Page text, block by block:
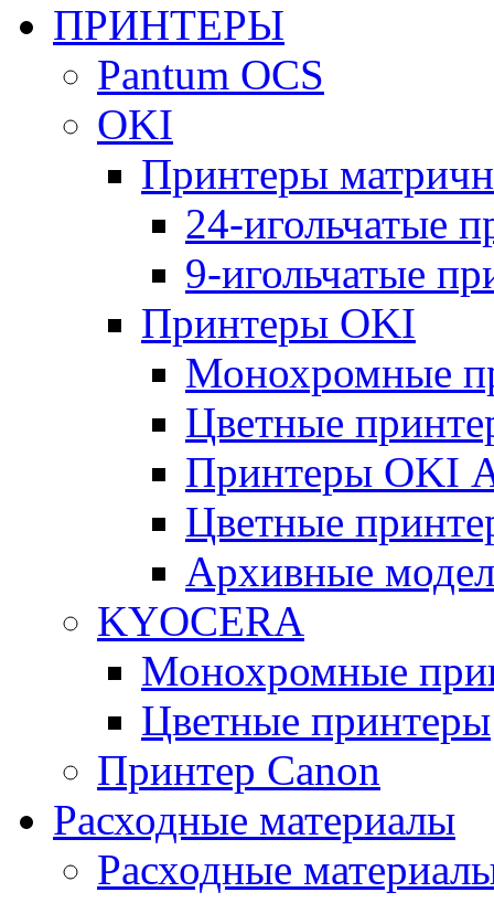
ПРИНТЕРЫ
Pantum OCS
OKI
Принтеры
24-игольчатые
9-игольчатые
Принтеры OKI
Монохромные
Цветные
Принтеры OKI
Цветные
Архивные
KYOCERA
Монохромные
Цветные принтеры
Принтер Canon
Расходные материалы
Расходные